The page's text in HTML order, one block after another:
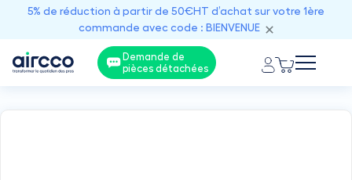
5% de réduction à partir de 50€HT d’achat sur votre 1ère
commande avec code : BIENVENUE
Demande de
pièces détachées